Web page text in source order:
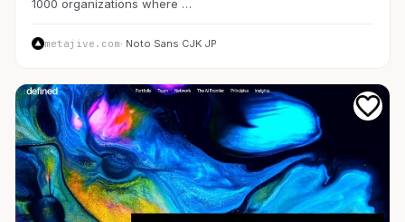
1000 organizations where …
metajive.com· Noto Sans CJK JP